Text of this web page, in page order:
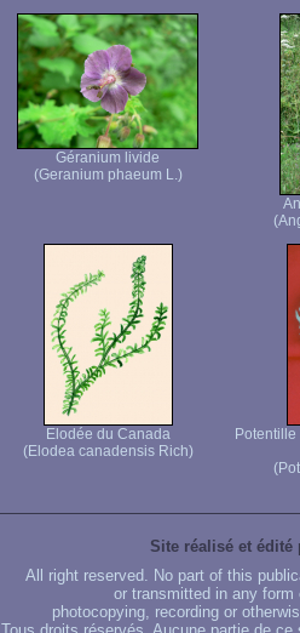
Géranium livide
(Geranium phaeum L.)
Elodée du Canada
(Elodea canadensis Rich)
Site réalisé et édité
All right reserved. No part of this
or transmitted in any
photocopying, recording or